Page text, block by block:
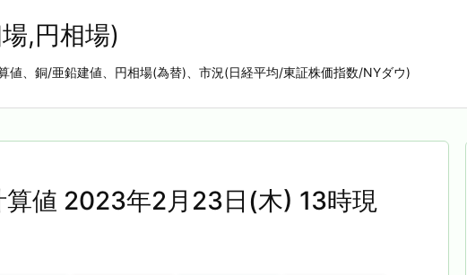
,円相場)
値、銅/亜鉛建値、円相場(為替)、市況(日経平均/東証株価指数/NYダウ)
値 2023年2月23日(木) 13時現